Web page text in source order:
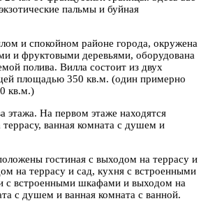
пальмы и буйная
и спокойном районе города, окружена
и фруктовыми деревьями, оборудована
полива. Вилла состоит из двух
площадью 350 кв.м. (один примерно
кв.м.)
этажа. На первом этаже находятся
ванная комната с душем и
гостиная с выходом на террасу и
на террасу и сад, кухня с встроенными
с встроенными шкафами и выходом на
с душем и ванная комната с ванной.